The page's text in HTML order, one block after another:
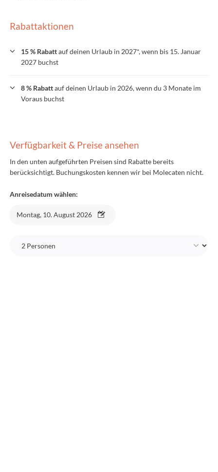
Rabattaktionen
15 % Rabattauf deinen Urlaub in 2027*, wenn bis 15. Januar
2027 buchst
8 % Rabattauf deinen Urlaub in 2026, wenn du 3 Monate im
Voraus buchst
Verfügbarkeit & Preise ansehen
In den unten aufgeführten Preisen sind Rabatte bereits
berücksichtigt. Buchungskosten kennen wir bei Molecaten nicht.
Anreisedatum wählen:
Montag, 10. August 2026